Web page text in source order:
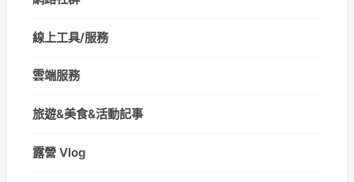
線上工具/服務
雲端服務
旅遊&美食&活動記事
露營 Vlog